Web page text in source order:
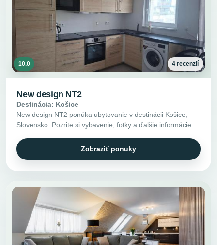
10.0 4 recenzií
New design NT2
Destinácia: Košice
New design NT2 ponúka ubytovanie v destinácii Košice,
Slovensko. Pozrite si vybavenie, fotky a ďalšie informácie.
Zobraziť ponuky